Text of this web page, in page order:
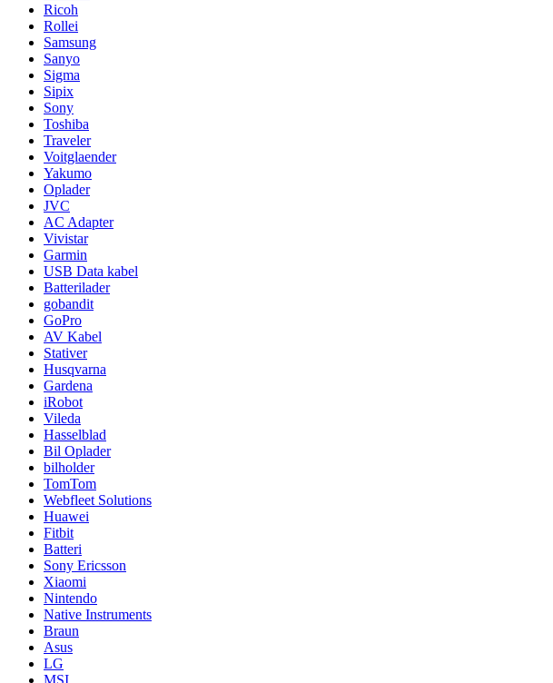
Ricoh
Rollei
Samsung
Sanyo
Sigma
Sipix
Sony
Toshiba
Traveler
Voitglaender
Yakumo
Oplader
JVC
AC Adapter
Vivistar
Garmin
USB Data kabel
Batterilader
gobandit
GoPro
AV Kabel
Stativer
Husqvarna
Gardena
iRobot
Vileda
Hasselblad
Bil Oplader
bilholder
TomTom
Webfleet Solutions
Huawei
Fitbit
Batteri
Sony Ericsson
Xiaomi
Nintendo
Native Instruments
Braun
Asus
LG
MSI